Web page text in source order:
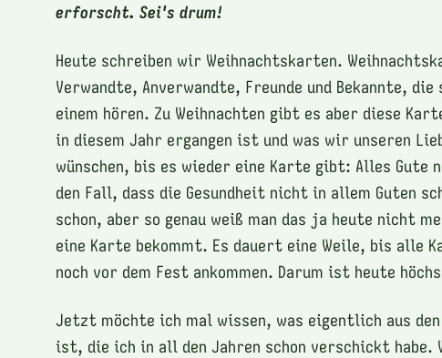
erforscht. Sei's drum!
Heute schreiben wir Weihnachtskarten.
Verwandte, Anverwandte, Freunde und Bekannte,
einem hören. Zu Weihnachten gibt es aber diese
in diesem Jahr ergangen ist und was wir unseren
wünschen, bis es wieder eine Karte gibt: Alles Gute
den Fall, dass die Gesundheit nicht in allem Guten
schon, aber so genau weiß man das ja heute nicht
eine Karte bekommt. Es dauert eine Weile, bis alle
noch vor dem Fest ankommen. Darum ist heute
Jetzt möchte ich mal wissen, was eigentlich aus
ist, die ich in all den Jahren schon verschickt habe.